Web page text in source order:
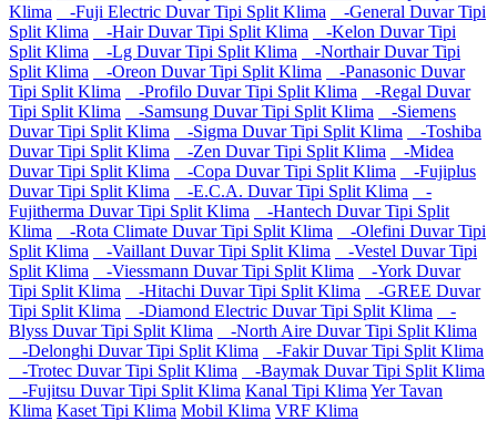
Klima
-Fuji Electric Duvar Tipi Split Klima
-General Duvar Tipi
Split Klima
-Hair Duvar Tipi Split Klima
-Kelon Duvar Tipi
Split Klima
-Lg Duvar Tipi Split Klima
-Northair Duvar Tipi
Split Klima
-Oreon Duvar Tipi Split Klima
-Panasonic Duvar
Tipi Split Klima
-Profilo Duvar Tipi Split Klima
-Regal Duvar
Tipi Split Klima
-Samsung Duvar Tipi Split Klima
-Siemens
Duvar Tipi Split Klima
-Sigma Duvar Tipi Split Klima
-Toshiba
Duvar Tipi Split Klima
-Zen Duvar Tipi Split Klima
-Midea
Duvar Tipi Split Klima
-Copa Duvar Tipi Split Klima
-Fujiplus
Duvar Tipi Split Klima
-E.C.A. Duvar Tipi Split Klima
-
Fujitherma Duvar Tipi Split Klima
-Hantech Duvar Tipi Split
Klima
-Rota Climate Duvar Tipi Split Klima
-Olefini Duvar Tipi
Split Klima
-Vaillant Duvar Tipi Split Klima
-Vestel Duvar Tipi
Split Klima
-Viessmann Duvar Tipi Split Klima
-York Duvar
Tipi Split Klima
-Hitachi Duvar Tipi Split Klima
-GREE Duvar
Tipi Split Klima
-Diamond Electric Duvar Tipi Split Klima
-
Blyss Duvar Tipi Split Klima
-North Aire Duvar Tipi Split Klima
-Delonghi Duvar Tipi Split Klima
-Fakir Duvar Tipi Split Klima
-Trotec Duvar Tipi Split Klima
-Baymak Duvar Tipi Split Klima
-Fujitsu Duvar Tipi Split Klima Kanal Tipi Klima Yer Tavan
Klima Kaset Tipi Klima Mobil Klima VRF Klima